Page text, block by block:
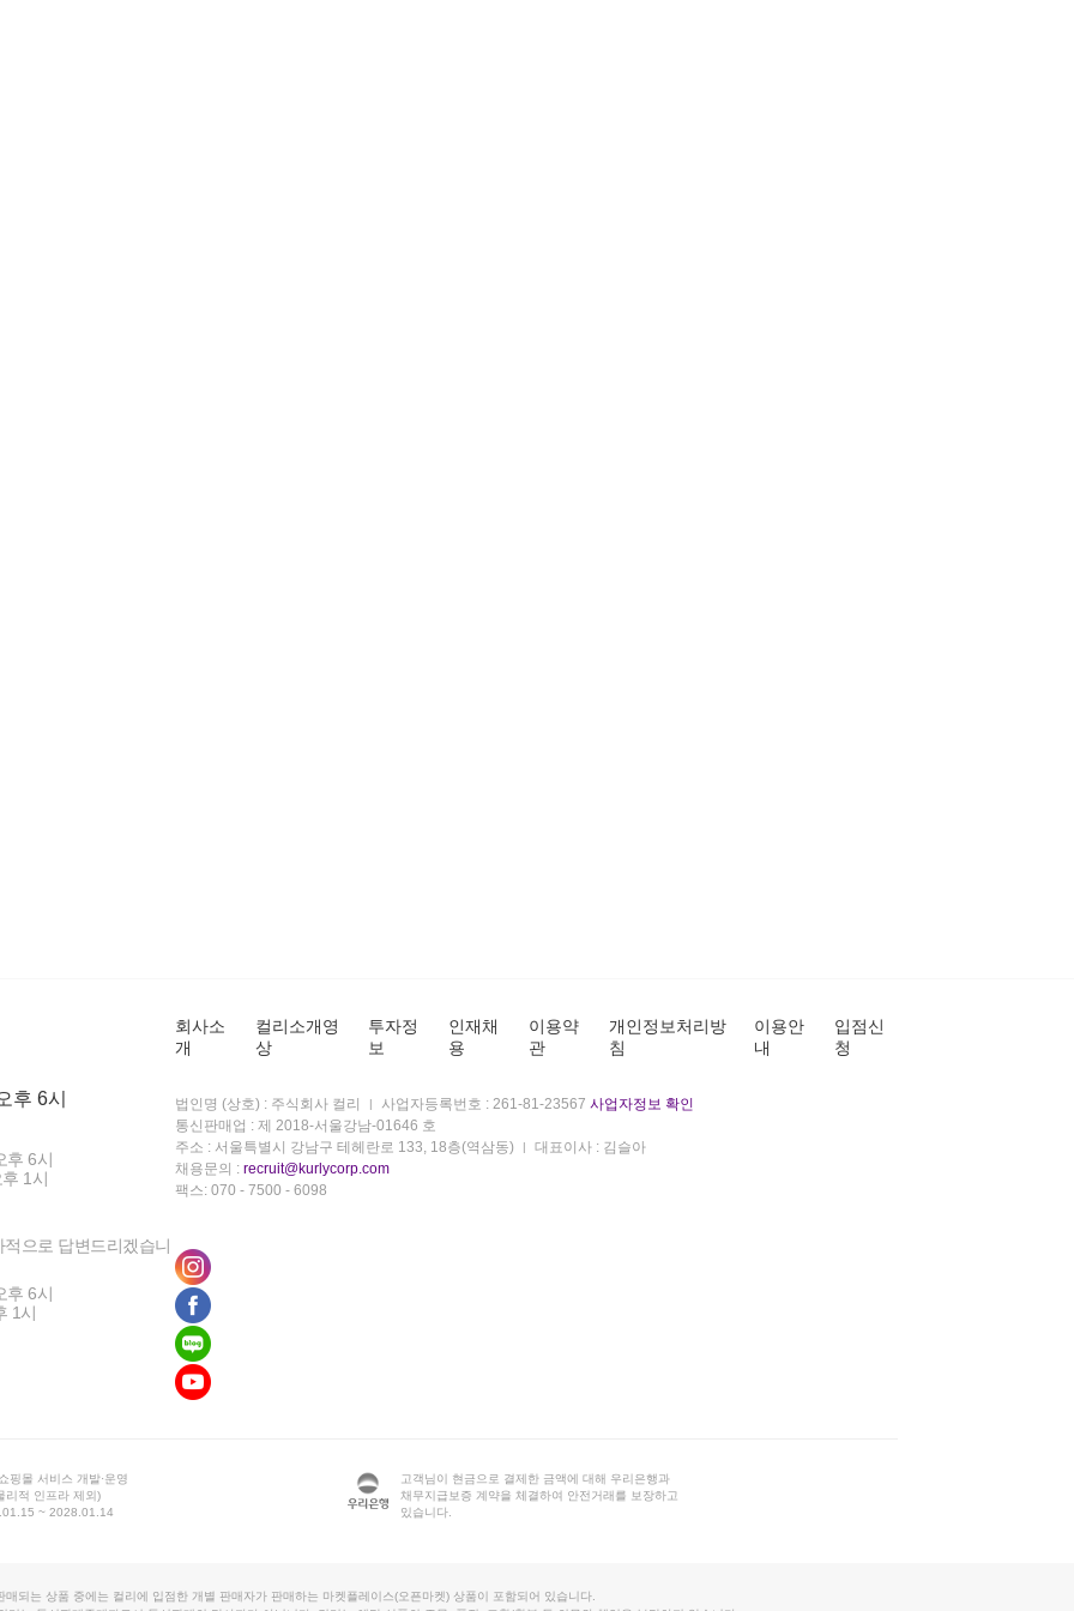
후 6시
후 6시
1시
으로 답변드리겠습니
후 6시
1시
회사소
개
컬리소개영
상
투자정
보
인재채
용
이용약
관
개인정보처리방
침
이용안
내
입점신
청
법인명 (상호) : 주식회사 컬리 사업자등록번호 : 261-81-23567 사업자정보 확인
통신판매업 : 제 2018-서울강남-01646 호
주소 : 서울특별시 강남구 테헤란로 133, 18층(역삼동)
대표이사 : 김슬아
채용문의 : recruit@kurlycorp.com
팩스: 070 - 7500 - 6098
핑몰 서비스 개발·운영
리적 인프라 제외)
~ 2028.01.14
고객님이 현금으로 결제한 금액에 대해 우리은행과
채무지급보증 계약을 체결하여 안전거래를 보장하고
있습니다.
매되는 상품 중에는 컬리에 입점한 개별 판매자가 판매하는 마켓플레이스(오픈마켓) 상품이 포함되어 있습니다.